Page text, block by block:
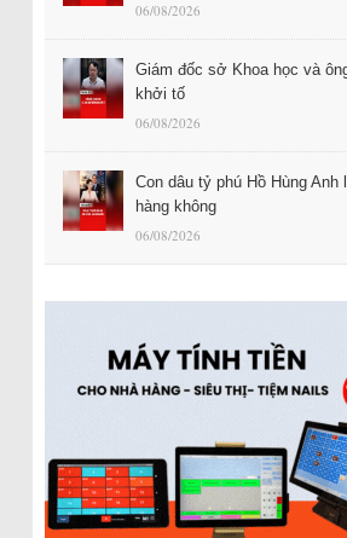
06/08/2026
Giám đốc sở Khoa học và
khởi tố
06/08/2026
Con dâu tỷ phú Hồ Hùng Anh
hàng không
06/08/2026